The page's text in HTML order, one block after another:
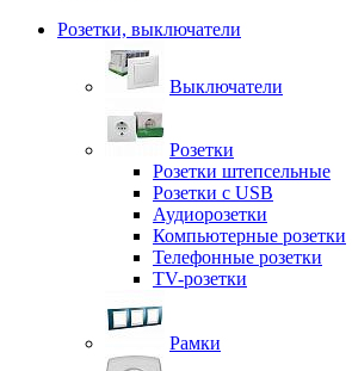
Розетки, выключатели
Выключатели
Розетки
Розетки штепсельные
Розетки с USB
Аудиорозетки
Компьютерные розетки
Телефонные розетки
TV-розетки
Рамки